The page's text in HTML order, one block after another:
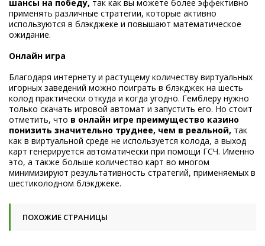
шансы на победу, так как вы можете более эффективно
применять различные стратегии, которые активно
используются в блэкджеке и повышают математическое
ожидание.
Онлайн игра
Благодаря интернету и растущему количеству виртуальных
игорных заведений можно поиграть в блэкджек на шесть
колод практически откуда и когда угодно. Гемблеру нужно
только скачать игровой автомат и запустить его. Но стоит
отметить, что в онлайн игре преимущество казино
понизить значительно труднее, чем в реальной, так
как в виртуальной среде не используется колода, а выход
карт генерируется автоматически при помощи ГСЧ. Именно
это, а также больше количество карт во многом
минимизируют результативность стратегий, применяемых в
шестиколодном блэкджеке.
ПОХОЖИЕ СТРАНИЦЫ